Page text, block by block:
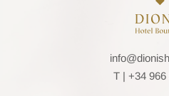
T | +34 966